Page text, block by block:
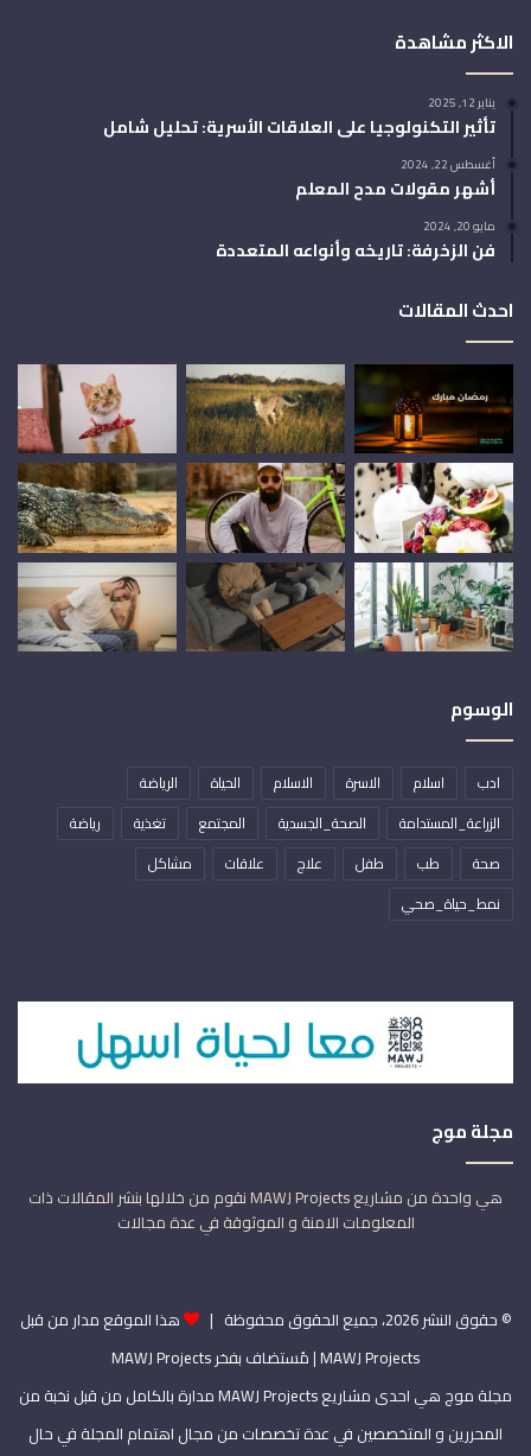
الاكثر مشاهدة
يناير 12, 2025
تأثير التكنولوجيا على العلاقات الأسرية: تحليل شامل
أغسطس 22, 2024
أشهر مقولات مدح المعلم
مايو 20, 2024
فن الزخرفة: تاريخه وأنواعه المتعددة
احدث المقالات
الوسوم
ادب اسلام الاسرة الاسلام الحياة
الرياضة
الزراعة_المستدامة
الصحة_الجسدية المجتمع تغذية
رياضة
صحة
طب طفل علاج علاقات
مشاكل
نمط_حياة_صحي
مجلة موج
هي واحدة من مشاريع MAWJ Projects نقوم من خلالها بنشر المقالات ذات
المعلومات الامنة و الموثوقة في عدة مجالات
© حقوق النشر 2026، جميع الحقوق محفوظة |
هذا الموقع مدار من قبل
MAWJ Projects | مُستضاف بفخرMAWJ Projects
مجلة موج هي احدى مشاريع MAWJ Projects مدارة بالكامل من قبل نخبة من
المحررين و المتخصصين في عدة تخصصات من مجال اهتمام المجلة في حال